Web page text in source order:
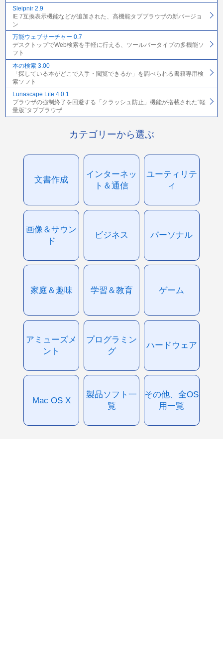
Sleipnir 2.9
IE 7互換表示機能などが追加された、高機能タブブラウザの新バージョ
ン
万能ウェブサーチャー 0.7
デスクトップでWeb検索を手軽に行える、ツールバータイプの多機能ソ
フト
本の検索 3.00
「探している本がどこで入手・閲覧できるか」を調べられる書籍専用検
索ソフト
Lunascape Lite 4.0.1
ブラウザの強制終了を回避する「クラッシュ防止」機能が搭載された“軽
量版”タブブラウザ
カテゴリーから選ぶ
文書作成
インターネッ
ト＆通信
ユーティリテ
ィ
画像＆サウン
ド
ビジネス パーソナル
家庭＆趣味 学習＆教育 ゲーム
アミューズメ
ント
プログラミン
グ
ハードウェア
Mac OS X
製品ソフト一
覧
その他、全OS
用一覧